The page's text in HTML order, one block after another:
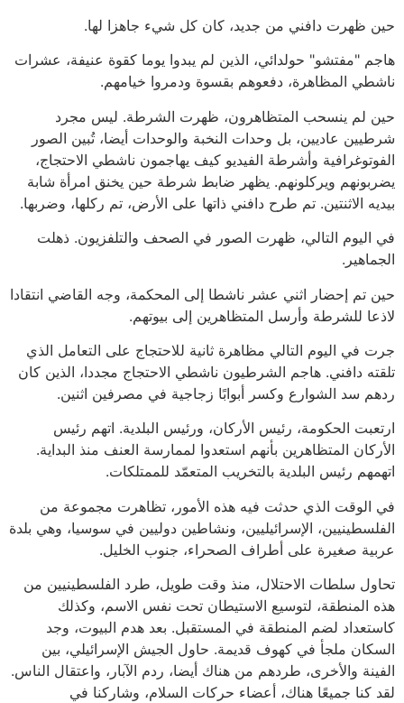
حين ظهرت دافني من جديد، كان كل شيء جاهزا لها.
هاجم "مفتشو" حولدائي، الذين لم يبدوا يوما كقوة عنيفة، عشرات
ناشطي المظاهرة، دفعوهم بقسوة ودمروا خيامهم.
حين لم ينسحب المتظاهرون، ظهرت الشرطة. ليس مجرد
شرطيين عاديين، بل وحدات النخبة والوحدات أيضا، تُبين الصور
الفوتوغرافية وأشرطة الفيديو كيف يهاجمون ناشطي الاحتجاج،
يضربونهم ويركلونهم. يظهر ضابط شرطة حين يخنق امرأة شابة
بيديه الاثنتين. تم طرح دافني ذاتها على الأرض، تم ركلها، وضربها.
في اليوم التالي، ظهرت الصور في الصحف والتلفزيون. ذهلت
الجماهير.
حين تم إحضار اثني عشر ناشطا إلى المحكمة، وجه القاضي انتقادا
لاذعا للشرطة وأرسل المتظاهرين إلى بيوتهم.
جرت في اليوم التالي مظاهرة ثانية للاحتجاج على التعامل الذي
تلقته دافني. هاجم الشرطيون ناشطي الاحتجاج مجددا، الذين كان
ردهم سد الشوارع وكسر أبوابًا زجاجية في مصرفين اثنين.
ارتعبت الحكومة، رئيس الأركان، ورئيس البلدية. اتهم رئيس
الأركان المتظاهرين بأنهم استعدوا لممارسة العنف منذ البداية.
اتهمهم رئيس البلدية بالتخريب المتعمّد للممتلكات.
في الوقت الذي حدثت فيه هذه الأمور، تظاهرت مجموعة من
الفلسطينيين، الإسرائيليين، ونشاطين دوليين في سوسيا، وهي بلدة
عربية صغيرة على أطراف الصحراء، جنوب الخليل.
تحاول سلطات الاحتلال، منذ وقت طويل، طرد الفلسطينيين من
هذه المنطقة، لتوسيع الاستيطان تحت نفس الاسم، وكذلك
كاستعداد لضم المنطقة في المستقبل. بعد هدم البيوت، وجد
السكان ملجأ في كهوف قديمة. حاول الجيش الإسرائيلي، بين
الفينة والأخرى، طردهم من هناك أيضا، ردم الآبار، واعتقال الناس.
لقد كنا جميعًا هناك، أعضاء حركات السلام، وشاركنا في